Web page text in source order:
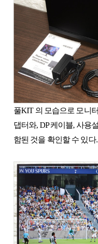
풀KIT 의 모습으로 모니
댑터와, DP 케이블, 사용
함된 것을 확인할 수 있다.